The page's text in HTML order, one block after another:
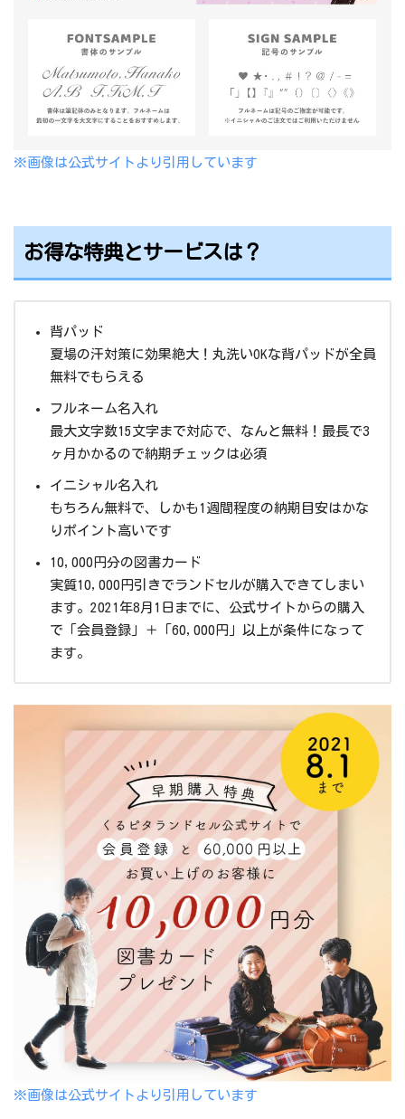
※画像は公式サイトより引用しています
お得な特典とサービスは？
背パッド
夏場の汗対策に効果絶大！丸洗いOKな背パッドが全員
無料でもらえる
フルネーム名入れ
最大文字数15文字まで対応で、なんと無料！最長で3
ヶ月かかるので納期チェックは必須
イニシャル名入れ
もちろん無料で、しかも1週間程度の納期目安はかな
りポイント高いです
10,000円分の図書カード
実質10,000円引きでランドセルが購入できてしまい
ます。2021年8月1日までに、公式サイトからの購入
で「会員登録」＋「60,000円」以上が条件になって
ます。
※画像は公式サイトより引用しています